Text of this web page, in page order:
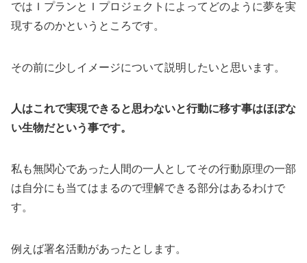
ではＩプランとＩプロジェクトによってどのように夢を実
現するのかというところです。
その前に少しイメージについて説明したいと思います。
人はこれで実現できると思わないと行動に移す事はほぼな
い生物だという事です。
私も無関心であった人間の一人としてその行動原理の一部
は自分にも当てはまるので理解できる部分はあるわけで
す。
例えば署名活動があったとします。